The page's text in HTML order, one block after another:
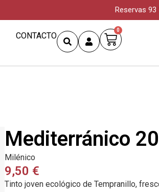
Reservas 93
CONTACTO
0
Mediterránico
Milénico
9,50 €
Tinto joven ecológico de Tempranillo,